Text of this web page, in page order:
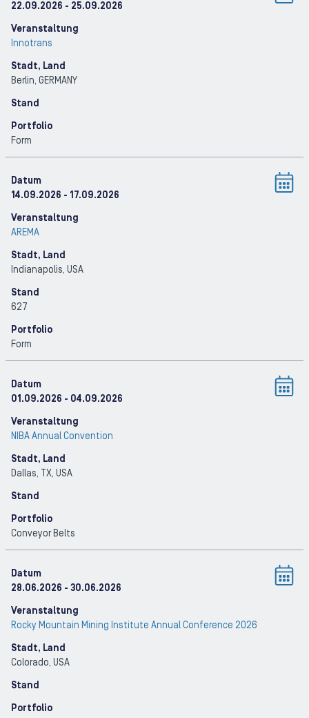
22.09.2026 - 25.09.2026
Veranstaltung
Innotrans
Stadt, Land
Berlin, GERMANY
Stand
Portfolio
Form
Datum
14.09.2026 - 17.09.2026
Veranstaltung
AREMA
Stadt, Land
Indianapolis, USA
Stand
627
Portfolio
Form
Datum
01.09.2026 - 04.09.2026
Veranstaltung
NIBA Annual Convention
Stadt, Land
Dallas, TX, USA
Stand
Portfolio
Conveyor Belts
Datum
28.06.2026 - 30.06.2026
Veranstaltung
Rocky Mountain Mining Institute Annual Conference 2026
Stadt, Land
Colorado, USA
Stand
Portfolio